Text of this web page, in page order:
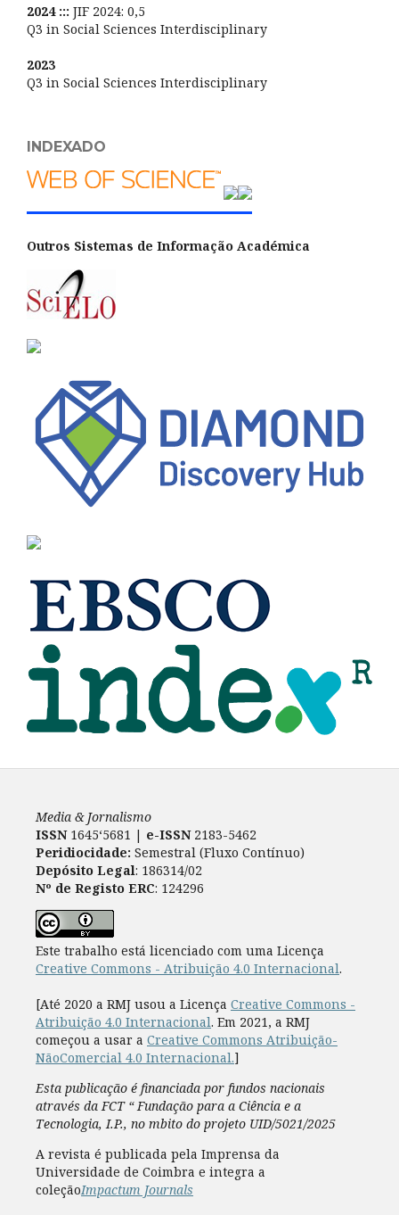
2024 ::: JIF 2024: 0,5
Q3 in Social Sciences Interdisciplinary
2023
Q3 in Social Sciences Interdisciplinary
INDEXADO
Outros Sistemas de Informação Académica
Media & Jornalismo
ISSN 1645‘5681 | e-ISSN2183-5462
Peridiocidade: Semestral (Fluxo Contínuo)
Depósito Legal: 186314/02
Nº de Registo ERC: 124296
Este trabalho está licenciado com uma Licença
Creative Commons - Atribuição 4.0 Internacional.
[Até 2020 a RMJ usou a Licença Creative Commons -
Atribuição 4.0 Internacional. Em 2021, a RMJ
começou a usar a Creative Commons Atribuição-
NãoComercial 4.0 Internacional.]
Esta publicação é financiada por fundos nacionais
através da FCT “ Fundação para a Ciência e a
Tecnologia, I.P., no mbito do projeto UID/5021/2025
A revista é publicada pela Imprensa da
Universidade de Coimbra e integra a
coleçãoImpactum Journals